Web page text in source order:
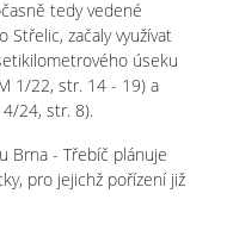
tedy vedené
Střelic, začaly využívat
úseku
1/22, str. 14 - 19) a
4/24, str. 8).
Brna - Třebíč plánuje
pro jejichž pořízení již